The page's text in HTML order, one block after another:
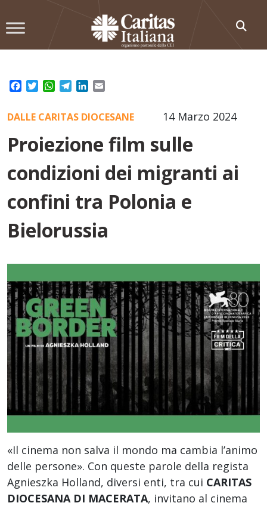
to
Facebook
TwitterWhatsApp
TelegramLinkedIn
14 Marzo 2024
DALLE CARITAS DIOCESANE
Proiezione film sulle
condizioni dei migranti ai
confini tra Polonia e
Bielorussia
«Il cinema non salva il mondo ma cambia l’animo
delle persone». Con queste parole della regista
Agnieszka Holland, diversi enti, tra cui CARITAS
DIOCESANA DI MACERATA, invitano al cinema